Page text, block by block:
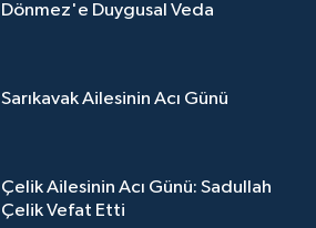
Dönmez'e Duygusal Veda
Sarıkavak Ailesinin Acı Günü
Çelik Ailesinin Acı Günü: Sadullah
Çelik Vefat Etti